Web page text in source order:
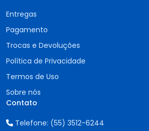
Entregas
Pagamento
Trocas e Devoluções
Política de Privacidade
Termos de Uso
Sobre nós
Contato
Telefone: (55) 3512-6244